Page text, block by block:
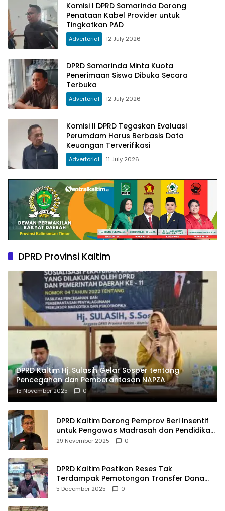
Komisi I DPRD Samarinda Dorong
Penataan Kabel Provider untuk
Tingkatkan PAD
Advertorial 12 July 2026
DPRD Samarinda Minta Kuota
Penerimaan Siswa Dibuka Secara
Terbuka
Advertorial 12 July 2026
Komisi II DPRD Tegaskan Evaluasi
Perumdam Harus Berbasis Data
Keuangan Terverifikasi
Advertorial 11 July 2026
DPRD Provinsi Kaltim
DPRD Kaltim Hj. Sulasih Gelar Sosper tentang
Pencegahan dan Pemberantasan NAPZA
15 November 2025 0
DPRD Kaltim Dorong Pemprov Beri Insentif
untuk Pengawas Madrasah dan Pendidikan
Agama
29 November 2025 0
DPRD Kaltim Pastikan Reses Tak
Terdampak Pemotongan Transfer Dana
Pusat
5 December 2025 0